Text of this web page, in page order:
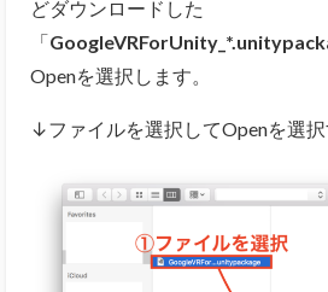
どダウンロードした
「
Openを選択します。
↓ファイルを選択してOpenを選択